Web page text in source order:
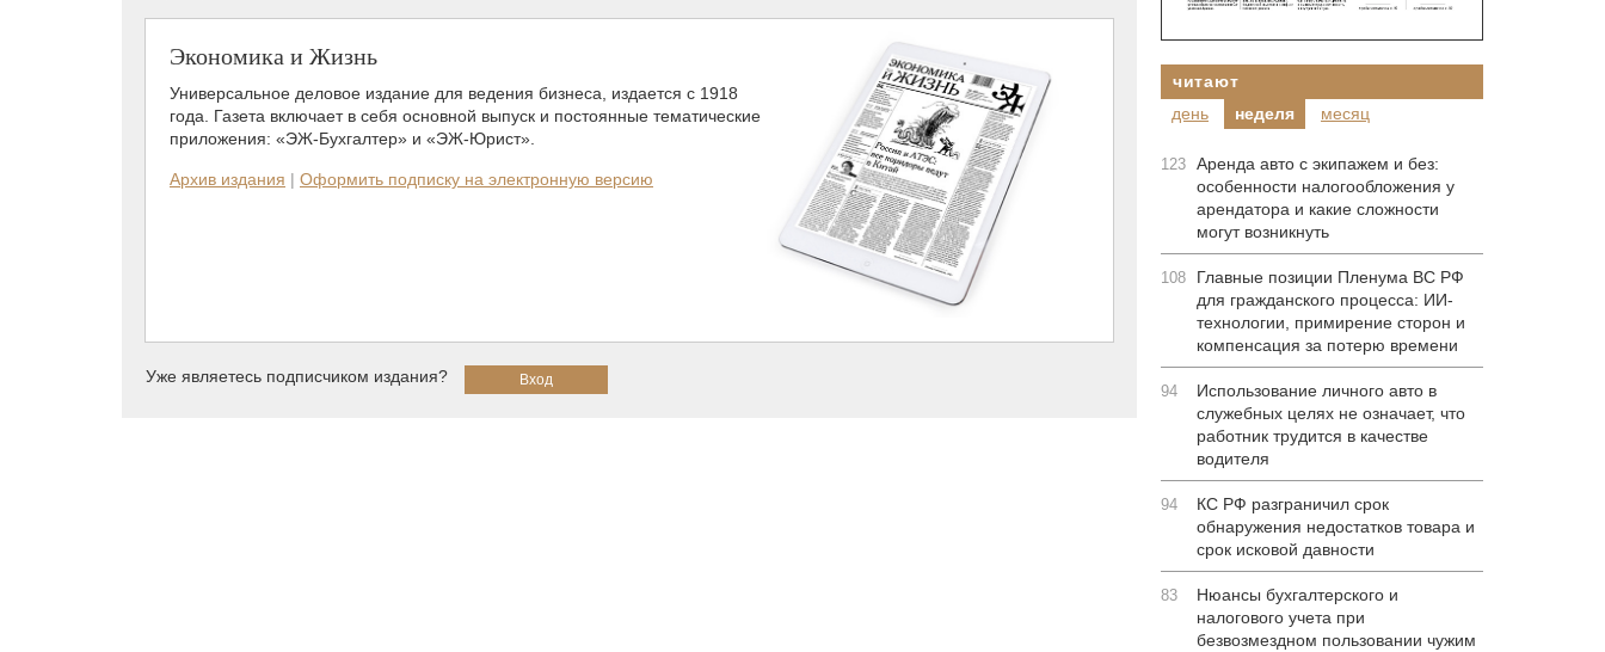
Экономика и Жизнь
Универсальное деловое издание для ведения бизнеса, издается с 1918
года. Газета включает в себя основной выпуск и постоянные тематические
приложения: «ЭЖ-Бухгалтер» и «ЭЖ-Юрист».
Архив издания | Оформить подписку на электронную версию
Уже являетесь подписчиком издания?
читают
день
неделя месяц
123 Аренда авто с экипажем и без:
особенности налогообложения у
арендатора и какие сложности
могут возникнуть
108
Главные позиции Пленума ВС РФ
для гражданского процесса: ИИ-
технологии, примирение сторон и
компенсация за потерю времени
94
Использование личного авто в
служебных целях не означает, что
работник трудится в качестве
водителя
94
КС РФ разграничил срок
обнаружения недостатков товара и
срок исковой давности
83
Нюансы бухгалтерского и
налогового учета при
безвозмездном пользовании чужим